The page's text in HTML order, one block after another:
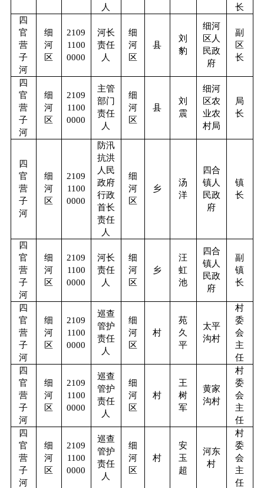
人
长
四
官
营
子
河
细
河
区
2109
1100
0000
河长
责任
人
细
河
区
县
刘
豹
细河
区人
民政
府
副
区
长
四
官
营
子
河
细
河
区
2109
1100
0000
主管
部门
责任
人
细
河
区
县
刘
震
细河
区农
业农
村局
局
长
四
官
营
子
河
细
河
区
2109
1100
0000
防汛
抗洪
人民
政府
行政
首长
责任
人
细
河
区
乡
汤
洋
四合
镇人
民政
府
镇
长
四
官
营
子
河
细
河
区
2109
1100
0000
河长
责任
人
细
河
区
乡
汪
虹
池
四合
镇人
民政
府
副
镇
长
四
官
营
子
河
细
河
区
2109
1100
0000
巡查
管护
责任
人
细
河
区
村
苑
久
平
太平
沟村
村
委
会
主
任
四
官
营
子
河
细
河
区
2109
1100
0000
巡查
管护
责任
人
细
河
区
村
王
树
军
黄家
沟村
村
委
会
主
任
四
官
营
子
河
细
河
区
2109
1100
0000
巡查
管护
责任
人
细
河
区
村
安
玉
超
河东
村
村
委
会
主
任